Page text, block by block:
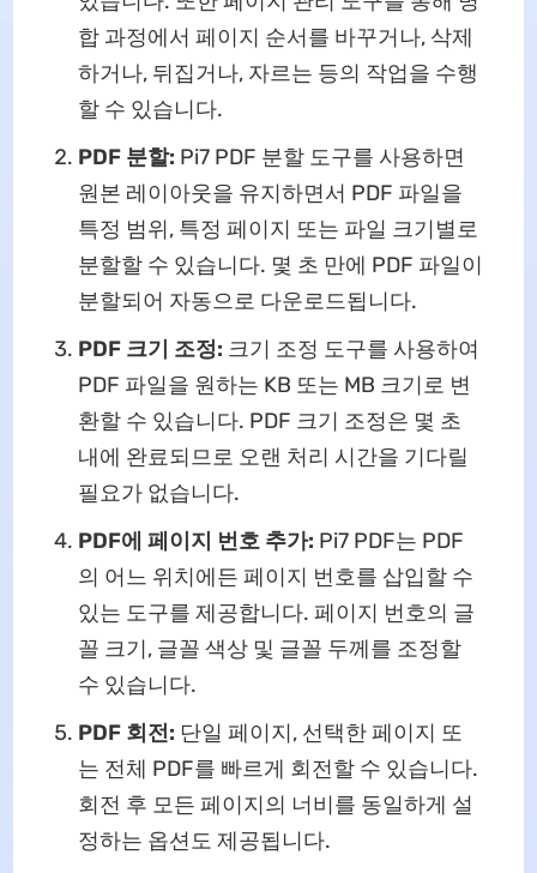
합 과정에서 페이지 순서를 바꾸거나, 삭제
하거나, 뒤집거나, 자르는 등의 작업을 수행
할 수 있습니다.
PDF 분할: Pi7 PDF 분할 도구를 사용하면
원본 레이아웃을 유지하면서 PDF 파일을
특정 범위, 특정 페이지 또는 파일 크기별로
분할할 수 있습니다. 몇 초 만에 PDF 파일이
분할되어 자동으로 다운로드됩니다.
PDF 크기 조정: 크기 조정 도구를 사용하여
PDF 파일을 원하는 KB 또는 MB 크기로 변
환할 수 있습니다. PDF 크기 조정은 몇 초
내에 완료되므로 오랜 처리 시간을 기다릴
필요가 없습니다.
PDF에 페이지 번호 추가: Pi7 PDF는 PDF
의 어느 위치에든 페이지 번호를 삽입할 수
있는 도구를 제공합니다. 페이지 번호의 글
꼴 크기, 글꼴 색상 및 글꼴 두께를 조정할
수 있습니다.
PDF 회전: 단일 페이지, 선택한 페이지 또
는 전체 PDF를 빠르게 회전할 수 있습니다.
회전 후 모든 페이지의 너비를 동일하게 설
정하는 옵션도 제공됩니다.